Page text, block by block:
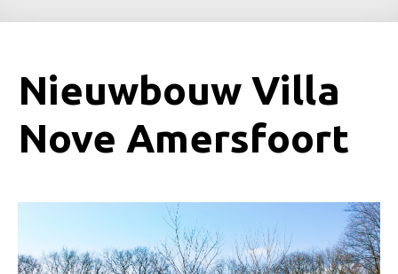
Nieuwbouw Villa
Nove Amersfoort